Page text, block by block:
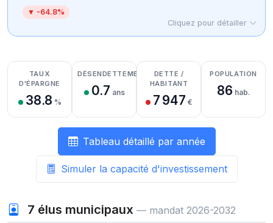
▼ -64.8%
Cliquez pour détailler
Détail des recettes
Détail des dépenses
Détail de la trésorerie
TAUX
D'ÉPARGNE
38.8 %
DÉSENDETTEMENT
0.7 ans
DETTE /
HABITANT
7 947 €
POPULATION
86 hab.
Tableau détaillé par année
Simuler la capacité d'investissement
7 élus municipaux — mandat 2026-2032